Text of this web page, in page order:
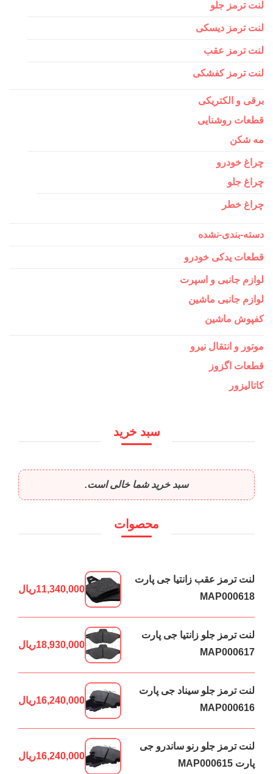
لنت ترمز جلو
لنت ترمز دیسکی
لنت ترمز عقب
لنت ترمز کفشکی
برقی و الکتریکی
قطعات روشنایی
مه شکن
چراغ خودرو
چراغ جلو
چراغ خطر
دسته-بندی-نشده
قطعات یدکی خودرو
لوازم جانبی و اسپرت
لوازم جانبی ماشین
کفپوش ماشین
موتور و انتقال نیرو
قطعات اگزوز
کاتالیزور
سبد خرید
سبد خرید شما خالی است.
محصوات
لنت ترمز عقب زانتیا جی پارت
MAP000618
11,340,000ریال
لنت ترمز جلو زانتیا جی پارت
MAP000617
18,930,000ریال
لنت ترمز جلو سیناد جی پارت
MAP000616
16,240,000ریال
لنت ترمز جلو رنو ساندرو جی
پارت MAP000615
16,240,000ریال